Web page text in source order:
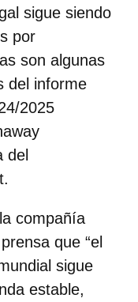
sigue siendo
por
son algunas
del informe
2025
del
compañía
que “el
sigue
estable,